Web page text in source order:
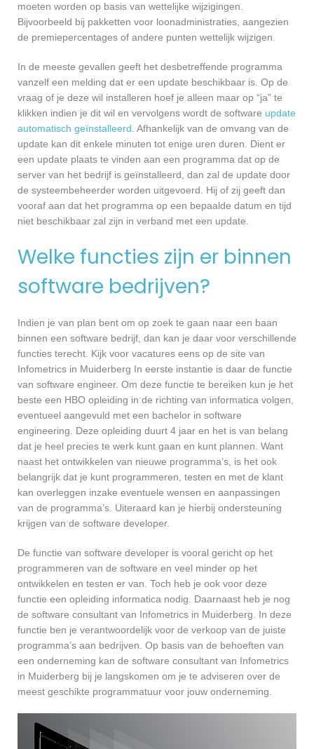
moeten worden op basis van wettelijke wijzigingen.
Bijvoorbeeld bij pakketten voor loonadministraties, aangezien
de premiepercentages of andere punten wettelijk wijzigen.
In de meeste gevallen geeft het desbetreffende programma
vanzelf een melding dat er een update beschikbaar is. Op de
vraag of je deze wil installeren hoef je alleen maar op “ja” te
klikken indien je dit wil en vervolgens wordt de software update
automatisch geïnstalleerd. Afhankelijk van de omvang van de
update kan dit enkele minuten tot enige uren duren. Dient er
een update plaats te vinden aan een programma dat op de
server van het bedrijf is geïnstalleerd, dan zal de update door
de systeembeheerder worden uitgevoerd. Hij of zij geeft dan
vooraf aan dat het programma op een bepaalde datum en tijd
niet beschikbaar zal zijn in verband met een update.
Welke functies zijn er binnen
software bedrijven?
Indien je van plan bent om op zoek te gaan naar een baan
binnen een software bedrijf, dan kan je daar voor verschillende
functies terecht. Kijk voor vacatures eens op de site van
Infometrics in Muiderberg In eerste instantie is daar de functie
van software engineer. Om deze functie te bereiken kun je het
beste een HBO opleiding in de richting van informatica volgen,
eventueel aangevuld met een bachelor in software
engineering. Deze opleiding duurt 4 jaar en het is van belang
dat je heel precies te werk kunt gaan en kunt plannen. Want
naast het ontwikkelen van nieuwe programma’s, is het ook
belangrijk dat je kunt programmeren, testen en met de klant
kan overleggen inzake eventuele wensen en aanpassingen
van de programma’s. Uiteraard kan je hierbij ondersteuning
krijgen van de software developer.
De functie van software developer is vooral gericht op het
programmeren van de software en veel minder op het
ontwikkelen en testen er van. Toch heb je ook voor deze
functie een opleiding informatica nodig. Daarnaast heb je nog
de software consultant van Infometrics in Muiderberg. In deze
functie ben je verantwoordelijk voor de verkoop van de juiste
programma’s aan bedrijven. Op basis van de behoeften van
een onderneming kan de software consultant van Infometrics
in Muiderberg bij je langskomen om je te adviseren over de
meest geschikte programmatuur voor jouw onderneming.